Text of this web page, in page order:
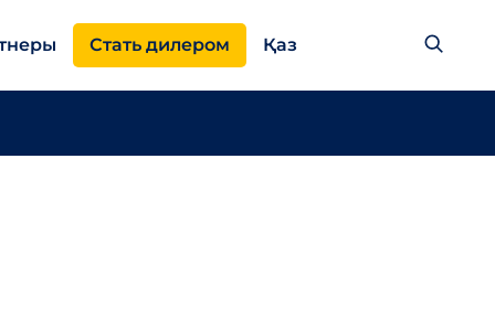
Стать дилером Қаз